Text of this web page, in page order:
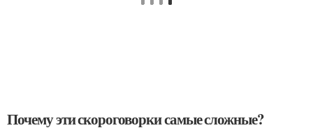
Почему эти скороговорки самые сложные?